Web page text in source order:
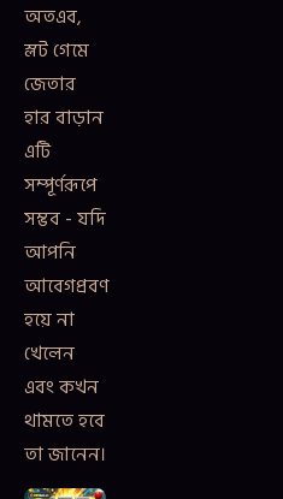
অতএব,
স্লট গেমে
জেতার
হার বাড়ান
এটি
সম্পূর্ণরূপে
সম্ভব - যদি
আপনি
আবেগপ্রবণ
হয়ে না
খেলেন
এবং কখন
থামতে হবে
তা জানেন।